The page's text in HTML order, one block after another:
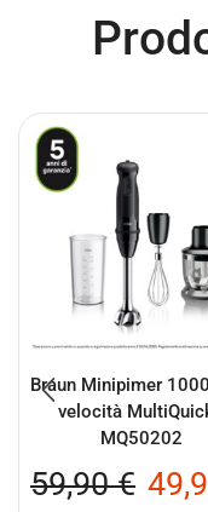
Braun Minipimer
velocità
MQ50202
59,90€